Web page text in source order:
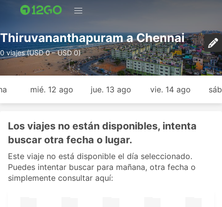
Thiruvananthapuram a Chennai
0 viajes (USD 0 – USD 0)
mié. 12 ago jue. 13 ago vie. 14 ago
Los viajes no están disponibles, intenta
buscar otra fecha o lugar.
Este viaje no está disponible el día seleccionado.
Puedes intentar buscar para mañana, otra fecha o
simplemente consultar aquí: